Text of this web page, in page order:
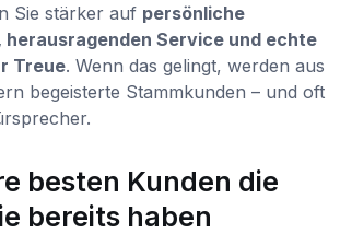
Sie stärker auf persönliche
herausragenden Service und echte
Treue. Wenn das gelingt, werden aus
begeisterte Stammkunden – und oft
besten Kunden die
bereits haben